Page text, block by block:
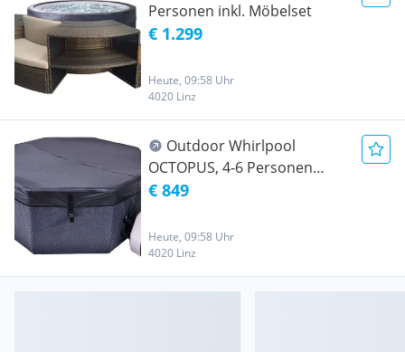
Personen inkl. Möbelset
€ 1.299
Heute, 09:58 Uhr
4020 Linz
Outdoor Whirlpool
OCTOPUS, 4-6 Personen
193x73cm
€ 849
Heute, 09:58 Uhr
4020 Linz